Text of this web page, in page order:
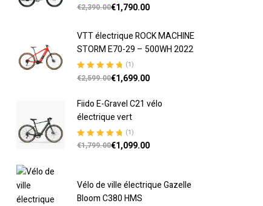
Note5.00sur
€2,390.00€1,790.00
VTT électrique ROCK MACHINE
STORM E70-29 – 500WH 2022
Note5.00sur
(1)
€2,599.00€1,699.00
Fiido E-Gravel C21 vélo
électrique vert
Note5.00sur
(1)
€1,799.00€1,099.00
Vélo de ville électrique Gazelle
Bloom C380 HMS